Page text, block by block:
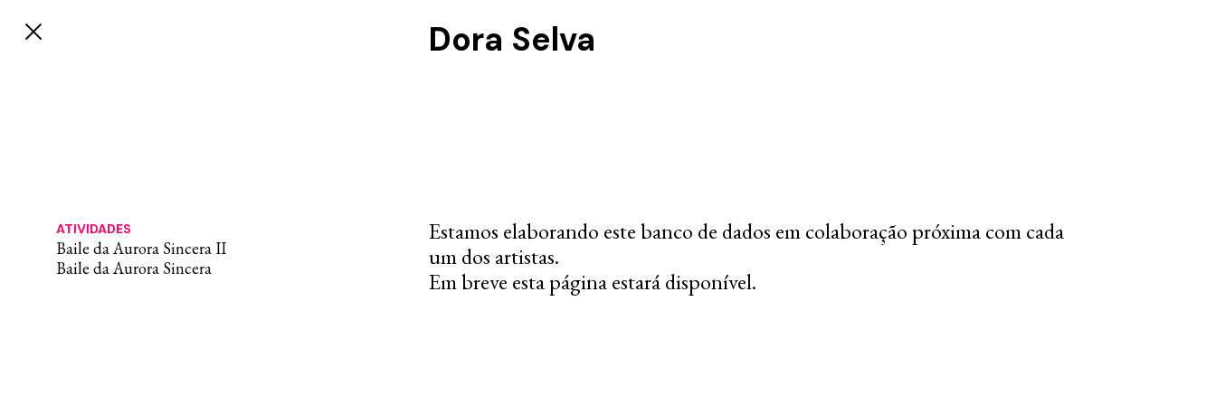
Dora Selva
ATIVIDADES
Baile da Aurora Sincera II
Baile da Aurora Sincera
Estamos elaborando este banco de dados em colaboração próxima com cada
um dos artistas.
Em breve esta página estará disponível.